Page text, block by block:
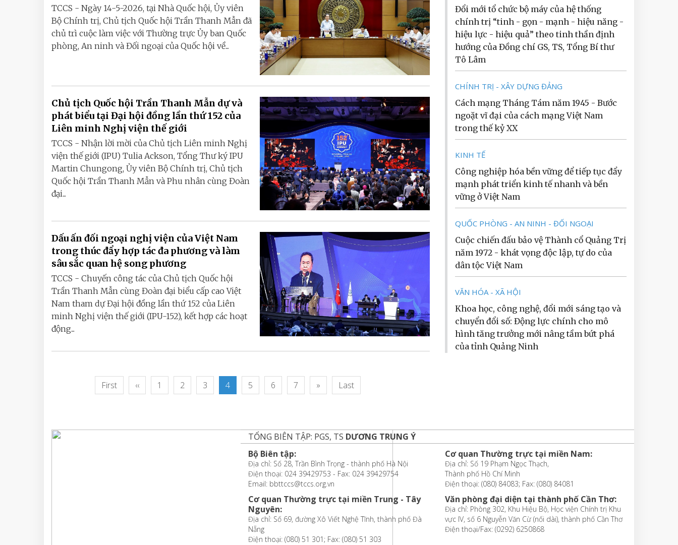
TCCS - Ngày 14-5-2026, tại Nhà Quốc hội, Ủy viên
Bộ Chính trị, Chủ tịch Quốc hội Trần Thanh Mẫn đã
chủ trì cuộc làm việc với Thường trực Ủy ban Quốc
phòng, An ninh và Đối ngoại của Quốc hội về...
Chủ tịch Quốc hội Trần Thanh Mẫn dự và
phát biểu tại Đại hội đồng lần thứ 152 của
Liên minh Nghị viện thế giới
TCCS - Nhận lời mời của Chủ tịch Liên minh Nghị
viện thế giới (IPU) Tulia Ackson, Tổng Thư ký IPU
Martin Chungong, Ủy viên Bộ Chính trị, Chủ tịch
Quốc hội Trần Thanh Mẫn và Phu nhân cùng Đoàn
đại...
Dấu ấn đối ngoại nghị viện của Việt Nam
trong thúc đẩy hợp tác đa phương và làm
sâu sắc quan hệ song phương
TCCS - Chuyến công tác của Chủ tịch Quốc hội
Trần Thanh Mẫn cùng Đoàn đại biểu cấp cao Việt
Nam tham dự Đại hội đồng lần thứ 152 của Liên
minh Nghị viện thế giới (IPU-152), kết hợp các hoạt
động...
First ‹‹ 1 2 3 4 5 6 7 » Last
Đổi mới tổ chức bộ máy của hệ thống
chính trị “tinh - gọn - mạnh - hiệu năng -
hiệu lực - hiệu quả” theo tinh thần định
hướng của Đồng chí GS, TS, Tổng Bí thư
Tô Lâm
CHÍNH TRỊ - XÂY DỰNG ĐẢNG
Cách mạng Tháng Tám năm 1945 - Bước
ngoặt vĩ đại của cách mạng Việt Nam
trong thế kỷ XX
KINH TẾ
Công nghiệp hóa bền vững để tiếp tục đẩy
mạnh phát triển kinh tế nhanh và bền
vững ở Việt Nam
QUỐC PHÒNG - AN NINH - ĐỐI NGOẠI
Cuộc chiến đấu bảo vệ Thành cổ Quảng Trị
năm 1972 - khát vọng độc lập, tự do của
dân tộc Việt Nam
VĂN HÓA - XÃ HỘI
Khoa học, công nghệ, đổi mới sáng tạo và
chuyển đổi số: Động lực chính cho mô
hình tăng trưởng mới nâng tầm bứt phá
của tỉnh Quảng Ninh
TỔNG BIÊN TẬP: PGS, TS DƯƠNG TRUNG Ý
Bộ Biên tập:
Địa chỉ: Số 28, Trần Bình Trọng - thành phố Hà Nội
Điện thoại: 024 39429753 - Fax: 024 39429754
Email: bbttccs@tccs.org.vn
Cơ quan Thường trực tại miền Trung - Tây
Nguyên:
Địa chỉ: Số 69, đường Xô Viết Nghệ Tĩnh, thành phố Đà
Nẵng
Điện thoại: (080) 51 301; Fax: (080) 51 303
Cơ quan Thường trực tại miền Nam:
Địa chỉ: Số 19 Phạm Ngọc Thạch,
Thành phố Hồ Chí Minh
Điện thoại: (080) 84083; Fax: (080) 84081
Văn phòng đại diện tại thành phố Cần Thơ:
Địa chỉ: Phòng 302, Khu Hiệu Bộ, Học viện Chính trị Khu
vực IV, số 6 Nguyễn Văn Cừ (nối dài), thành phố Cần Thơ
Điện thoại/Fax: (0292) 6250868